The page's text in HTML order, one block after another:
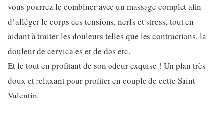
vous pourrez le combiner avec un massage complet afin
d’alléger le corps des tensions, nerfs et stress, tout en
aidant à traiter les douleurs telles que les contractions, la
douleur de cervicales et de dos etc.
Et le tout en profitant de son odeur exquise ! Un plan très
doux et relaxant pour profiter en couple de cette Saint-
Valentin.